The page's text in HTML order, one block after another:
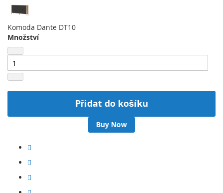
Komoda Dante DT10
Množství
Přidat do košíku
Buy Now